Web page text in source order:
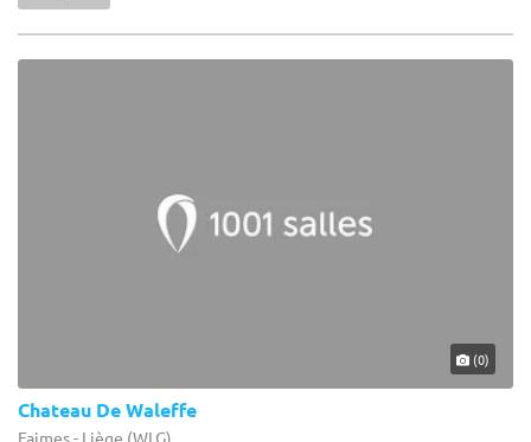
(0)
Chateau De Waleffe
Faimes - Liège (WLG)